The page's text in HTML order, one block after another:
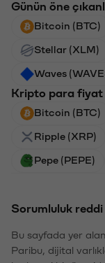
Günün öne
Bitcoin (BTC)
Stellar (XLM)
Waves
Kripto para
Bitcoin (BTC)
Ripple (XRP)
Pepe (PEPE)
Sorumluluk reddi
Bu sayfada yer
Paribu, dijital